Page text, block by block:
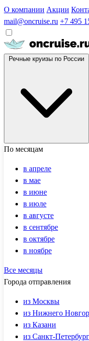
О компании Акции
mail@oncruise.ru +7 495
По месяцам
в апреле
в мае
в июне
в июле
в августе
в сентябре
в октябре
в ноябре
Все месяцы
Города отправления
из Москвы
из Нижнего
из Казани
из Санкт-